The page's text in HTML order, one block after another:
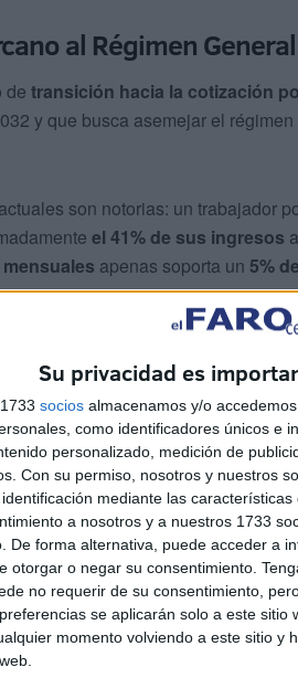
Su privacidad es
socios almacenamos y/o
como identificadores únicos e
personalizado, medición de
Con su permiso, nosotros y nuestros
mediante las
a nosotros y a nuestros 1733
De forma alternativa, puede acceder a
otorgar o negar su consentimiento.
no requerir de su consentimiento,
se aplicarán solo a este
momento volviendo a este sitio y
al Régimen General
de transición hacia la cotización
y que busca asemejar el
son notorias: un trabajador
el 41% de sus ingresos
apenas soporta un 5%
aporte proporcionalmente
la necesidad de un sistema